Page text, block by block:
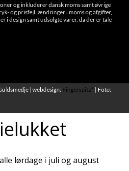
og inkluderer dansk moms samt øvrige
og prisfejl, ændringer i moms og afgifter,
i design samt udsolgte varer, da der er tale
| webdesign: Fingerspitz* | Foto:
lørdage i juli og august